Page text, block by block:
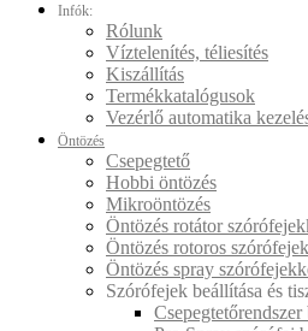
Infók:
Rólunk
Víztelenítés, téliesítés
Kiszállítás
Termékkatalógusok
Vezérlő automatika
Öntözés
Csepegtető
Hobbi öntözés
Mikroöntözés
Öntözés rotátor
Öntözés rotoros
Öntözés spray
Szórófejek beállítása és
Csepegtetőrendszer